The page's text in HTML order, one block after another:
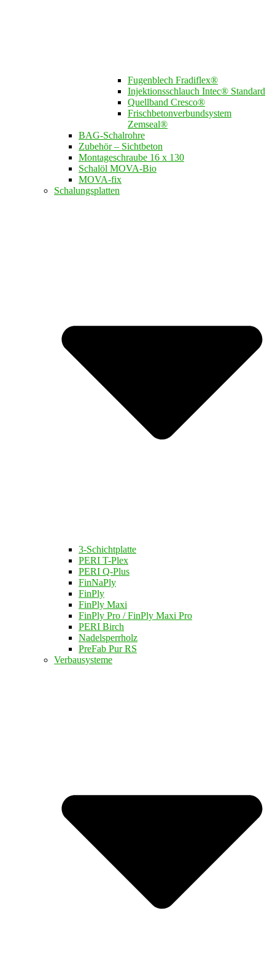
Fugenblech Fradiflex®
Injektionsschlauch Intec® Standard
Quellband Cresco®
Frischbetonverbundsystem
Zemseal®
BAG-Schalrohre
Zubehör – Sichtbeton
Montageschraube 16 x 130
Schalöl MOVA-Bio
MOVA-fix
Schalungsplatten
3-Schichtplatte
PERI T-Plex
PERI Q-Plus
FinNaPly
FinPly
FinPly Maxi
FinPly Pro / FinPly Maxi Pro
PERI Birch
Nadelsperrholz
PreFab Pur RS
Verbausysteme